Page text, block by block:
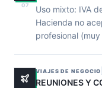
07
Uso mixto: IVA
Hacienda no
profesional
VIAJES DE NEGOCIO
REUNIONES Y